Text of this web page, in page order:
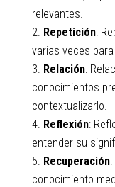
relevantes.
Repetición:
varias veces
Relación:
conocimientos
contextualizarlo.
Reflexión:
entender su
Recuperación:
conocimiento